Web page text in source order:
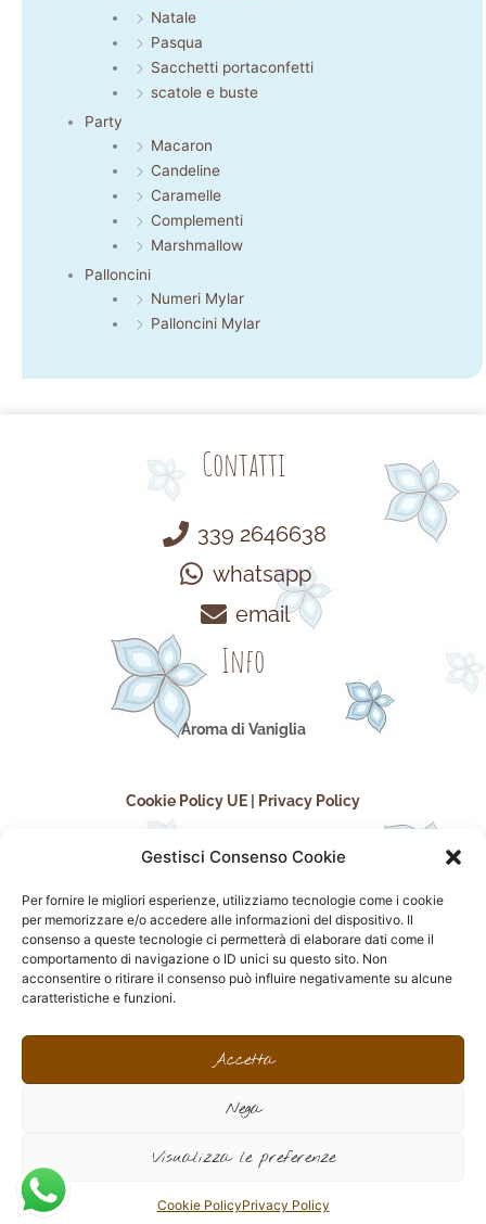
Gestisci Consenso Cookie
Per fornire le migliori esperienze, utilizziamo tecnologie come i cookie
per memorizzare e/o accedere alle informazioni del dispositivo. Il
consenso a queste tecnologie ci permetterà di elaborare dati come il
comportamento di navigazione o ID unici su questo sito. Non
acconsentire o ritirare il consenso può influire negativamente su alcune
caratteristiche e funzioni.
Accetta
Nega
Visualizza le preferenze
Cookie PolicyPrivacy Policy
Natale
Pasqua
Sacchetti portaconfetti
scatole e buste
Party
Macaron
Candeline
Caramelle
Complementi
Marshmallow
Palloncini
Numeri Mylar
Palloncini Mylar
Contatti
339 2646638
whatsapp
email
Info
Aroma di Vaniglia
Cookie Policy UE Privacy Policy
seguici sui social
F
e
k
f
I
n
t
a
a
P
i
t
s
F
c